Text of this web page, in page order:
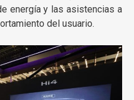
energía y las asistencias a
del usuario.